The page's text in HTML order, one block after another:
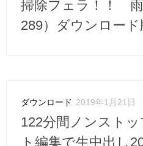
掃除フェラ！！
289）ダウンロード
ダウンロード 2019年1月21日
122分間ノンスト
ト編集で生中出し